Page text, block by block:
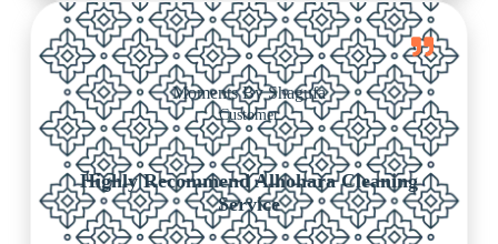
Moments By Shagufa
Customer
Highly Recommend Alhohara Cleaning
Service